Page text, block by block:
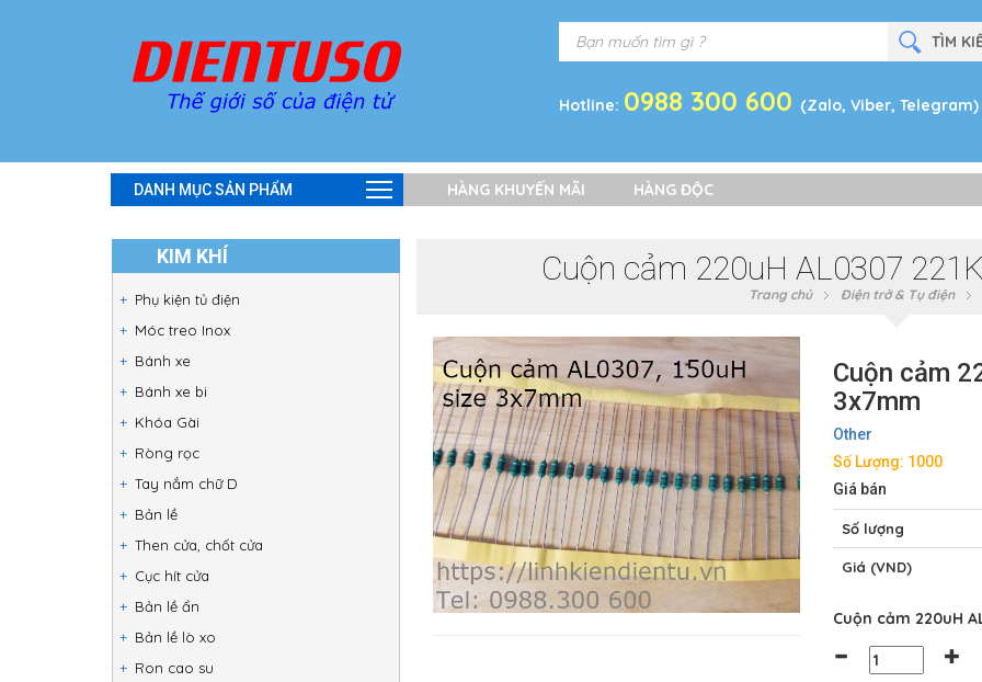
Hotline: 0988 300 600 (Zalo, Viber, Telegram)
DANH MỤC SẢN PHẨM HÀNG KHUYẾN MÃI HÀNG ĐỘC
KIM KHÍ
Phụ kiện tủ điện
Móc treo Inox
Bánh xe
Bánh xe bi
Khóa Gài
Ròng rọc
Tay nắm chữ D
Bản lề
Then cửa, chốt cửa
Cục hít cửa
Bản lề ẩn
Bản lề lò xo
Ron cao su
Cuộn cảm 220uH AL0307
Trang chủ Điện trở & Tụ điện
Cuộn cảm
3x7mm
Other
Số Lượng: 1000
Giá bán
Số lượng
Giá (VND)
Cuộn cảm 220uH